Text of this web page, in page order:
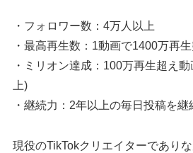
・フォロワー数：4万人以上
・最高再生数：1動画で1400万再
・ミリオン達成：100万再生超え
上)
・継続力：2年以上の毎日投稿を継
現役のTikTokクリエイターであり